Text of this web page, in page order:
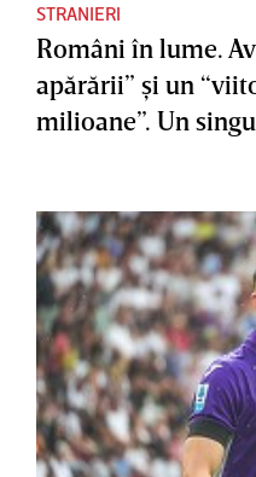
STRANIERI
Români în lume.
apărării” şi un
milioane”. Un